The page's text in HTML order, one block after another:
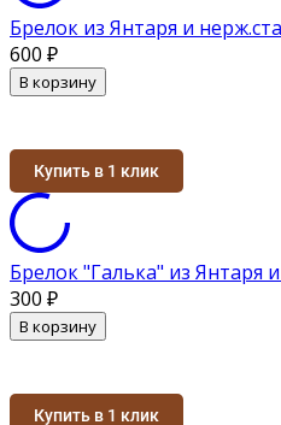
Брелок из Янтаря и
600 ₽
В корзину
Купить в 1 клик
Брелок "Галька" из Янтаря
300 ₽
В корзину
Купить в 1 клик